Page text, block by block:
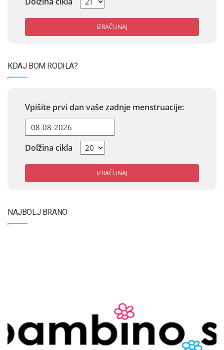
IZRAČUNAJ
KDAJ BOM RODILA?
Vpišite prvi dan vaše zadnje menstruacije:
Dolžina cikla
IZRAČUNAJ
NAJBOLJ BRANO